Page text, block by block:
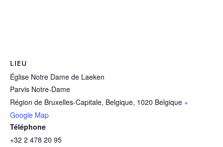
LIEU
Église Notre Dame de Laeken
Parvis Notre-Dame
Région de Bruxelles-Capitale, Belgique, 1020 Belgique +
Google Map
Téléphone
+32 2 478 20 95